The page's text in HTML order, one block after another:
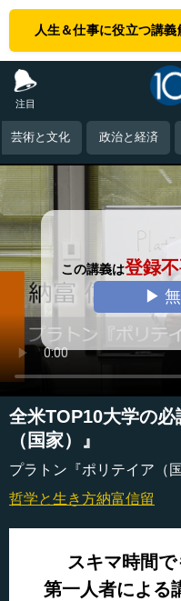
人生＆仕事に役立つ講義
注目
芸術と文化 政治と経済
この講義は登録
▶
全米TOP10大学の
（国家）』
プラトン『ポリテイア（
哲学と生き方納富信留
スキマ時間
第一人者による